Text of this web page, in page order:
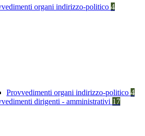
organi indirizzo-politico 4
Provvedimenti organi indirizzo-politico 4
dirigenti - amministrativi 17